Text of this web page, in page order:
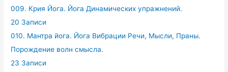
009. Крия Йога. Йога Динамических упражнений.
20 Записи
010. Мантра йога. Йога Вибрации Речи, Мысли, Праны.
Порождение волн смысла.
23 Записи